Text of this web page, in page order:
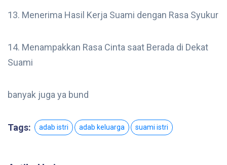
13. Menerima Hasil Kerja Suami dengan Rasa Syukur
14. Menampakkan Rasa Cinta saat Berada di Dekat
Suami
banyak juga ya bund
Tags: adab istri adab keluarga suami istri